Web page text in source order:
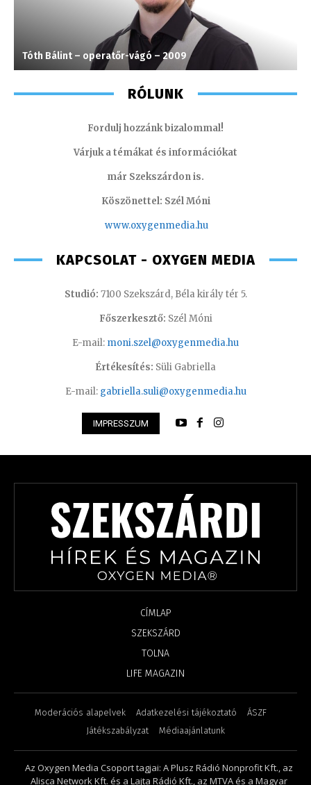
Tóth Bálint – operatőr-vágó – 2009
RÓLUNK
Fordulj hozzánk bizalommal!
Várjuk a témákat és információkat
már Szekszárdon is.
Köszönettel: Szél Móni
www.oxygenmedia.hu
KAPCSOLAT - OXYGEN MEDIA
Studió: 7100 Szekszárd, Béla király tér 5.
Főszerkesztő: Szél Móni
E-mail: moni.szel@oxygenmedia.hu
Értékesítés: Süli Gabriella
E-mail: gabriella.suli@oxygenmedia.hu
IMPRESSZUM
CÍMLAP
SZEKSZÁRD
TOLNA
LIFE MAGAZIN
Moderációs alapelvek Adatkezelési tájékoztató
ÁSZF
Játékszabályzat
Médiaajánlatunk
Az Oxygen Media Csoport tagjai: A Plusz Rádió Nonprofit Kft., az
Alisca Network Kft. és a Lajta Rádió Kft., az MTVA és a Magyar